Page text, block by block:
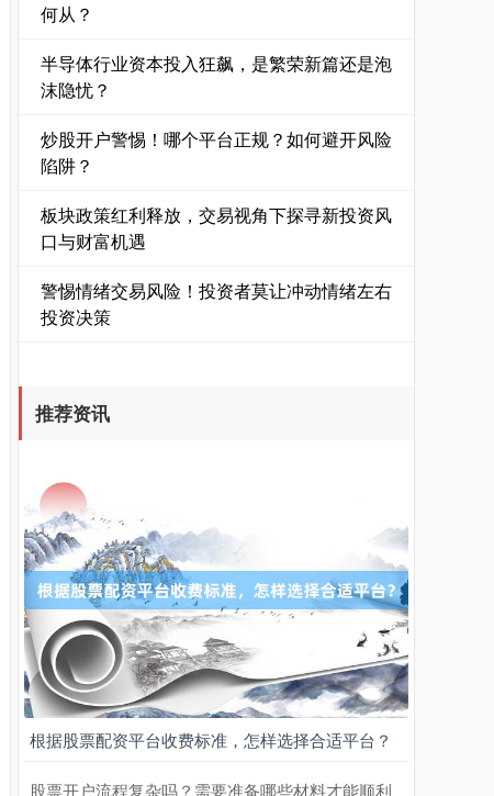
北证50
创业板指 3515.56 -19.58 -0.55%
何从？
半导体行业资本投入狂飙，是繁荣新篇还是泡
沫隐忧？
炒股开户警惕！哪个平台正规？如何避开风险
陷阱？
板块政策红利释放，交易视角下探寻新投资风
口与财富机遇
警惕情绪交易风险！投资者莫让冲动情绪左右
投资决策
推荐资讯
根据股票配资平台收费标准，怎样选择合适平台？
股票开户流程复杂吗？需要准备哪些材料才能顺利